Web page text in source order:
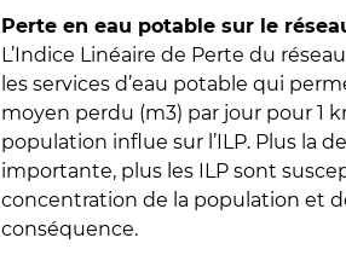
Perte en eau potable sur le
L’Indice Linéaire de Perte du
les services d’eau potable qui
moyen perdu (m3) par jour pour 1
population influe sur l’ILP. Plus la
importante, plus les ILP sont
concentration de la population et
conséquence.